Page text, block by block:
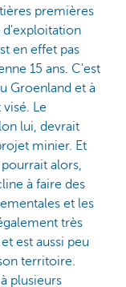
premières
d'exploitation
en effet pas
15 ans. C'est
Groenland et à
Le
lui, devrait
minier. Et
alors,
à faire des
et les
très
est aussi peu
territoire.
plusieurs